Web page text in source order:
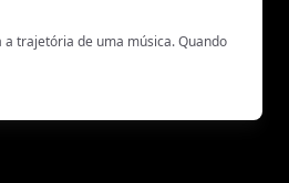
trajetória de uma música. Quando